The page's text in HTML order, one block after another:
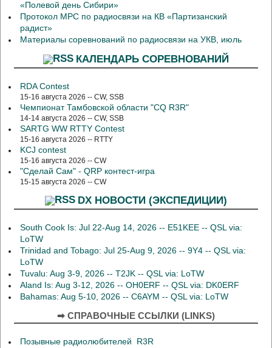
«Полевой день Сибири»
Протокол МРС по радиосвязи на КВ «Партизанский
радист»
Материалы соревнований по радиосвязи на УКВ, июль
КАЛЕНДАРЬ СОРЕВНОВАНИЙ
RDA Contest
15-16 августа 2026 -- CW, SSB
Чемпионат Тамбовской области "CQ R3R"
14-14 августа 2026 -- CW, SSB
SARTG WW RTTY Contest
15-16 августа 2026 -- RTTY
KCJ contest
15-16 августа 2026 -- CW
"Сделай Сам" - QRP контест-игра
15-15 августа 2026 -- CW
DX НОВОСТИ (ЭКСПЕДИЦИИ)
South Cook Is: Jul 22-Aug 14, 2026 -- E51KEE -- QSL via:
LoTW
Trinidad and Tobago: Jul 25-Aug 9, 2026 -- 9Y4 -- QSL via:
LoTW
Tuvalu: Aug 3-9, 2026 -- T2JK -- QSL via: LoTW
Aland Is: Aug 3-12, 2026 -- OH0ERF -- QSL via: DK0ERF
Bahamas: Aug 5-10, 2026 -- C6AYM -- QSL via: LoTW
➡ СПРАВОЧНЫЕ ССЫЛКИ (LINKS)
Позывные радиолюбителей R3R